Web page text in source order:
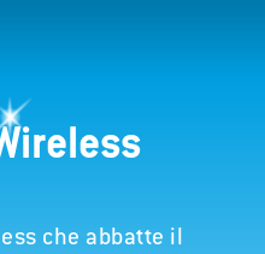
che abbatte il